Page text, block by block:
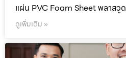
แผ่น PVC Foam Sheet พลาสวูด
ดูเพิ่มเติม »